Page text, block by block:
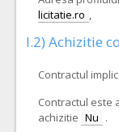
licitatie.ro ,
I.2) Achizitie
Contractul
Contractul este
achizitie Nu .